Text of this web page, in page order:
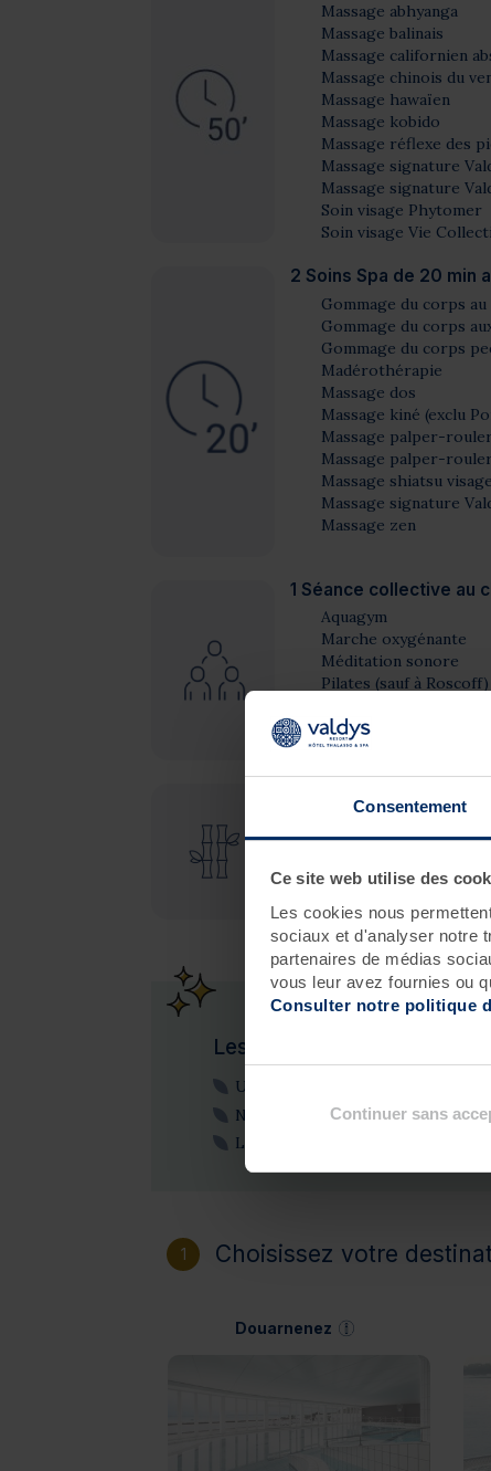
Consentement
Ce site web utilise des
Les cookies nous
sociaux et d'analyser notre
partenaires de médias
vous leur avez fournies ou
Consulter notre politique
Continuer sans
Massage abhyanga
Massage balinais
Massage californien
Massage chinois du
Massage hawaïen
Massage kobido
Massage réflexe des
Massage signature
Massage signature
Soin visage Phytomer
Soin visage Vie
2 Soins Spa de 20 min
Gommage du corps
Gommage du corps
Gommage du corps
Madérothérapie
Massage dos
Massage kiné (exclu
Massage palper-
Massage palper-
Massage shiatsu
Massage signature
Massage zen
1 Séance collective au
Aquagym
Marche oxygénante
Méditation sonore
Pilates (sauf à Roscoff)
Yoga du visage
Yoga-relaxation
Oligocheck*(sauf à
Consultation
*Un atelier n’est possible
Les atouts de ce séjour
Une cure 100% faite pour et par
Ne faites que vos soins préférés
Le luxe du sur mesure
1 Choisissez votre
Douarnenez